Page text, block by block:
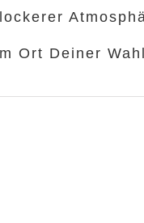
Ort Deiner